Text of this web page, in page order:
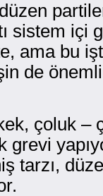
sistem içi
ama bu
de
çoluk –
tarzı,